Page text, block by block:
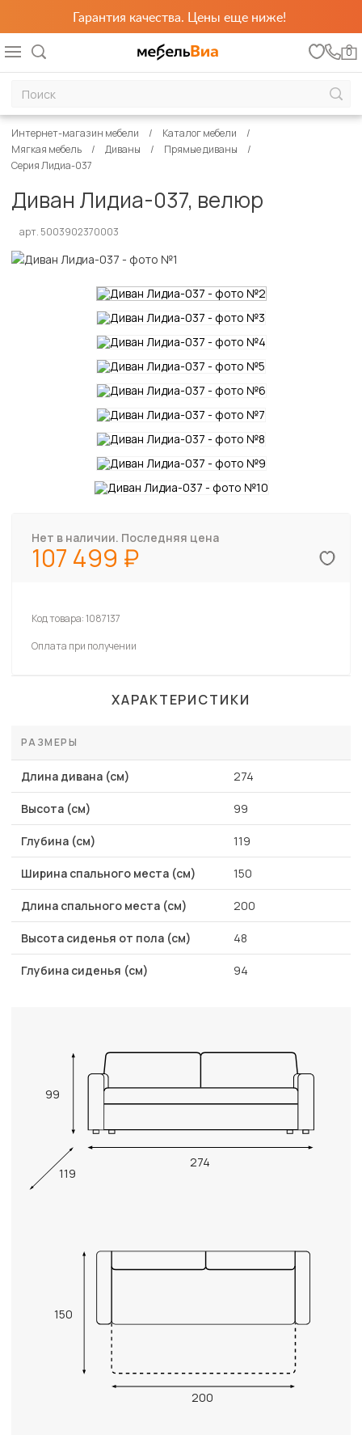
Гарантия качества. Цены еще ниже!
0
Интернет-магазин мебели
Каталог мебели
Мягкая мебель
Диваны
Прямые диваны
Серия Лидиа-037
Диван Лидиа-037, велюр
арт. 5003902370003
Нет в наличии. Последняя цена
107 499
Код товара:1087137
Оплата при получении
ХАРАКТЕРИСТИКИ
РАЗМЕРЫ
Длина дивана (см) 274
Высота (см) 99
Глубина (см) 119
Ширина спального места (см) 150
Длина спального места (см) 200
Высота сиденья от пола (см) 48
Глубина сиденья (см) 94
99
274
119
150
200